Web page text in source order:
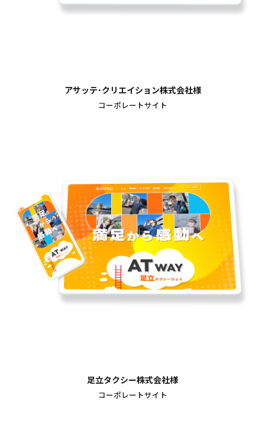
アサッテ･クリエイション株式会社様
コーポレートサイト
足立タクシー株式会社様
コーポレートサイト